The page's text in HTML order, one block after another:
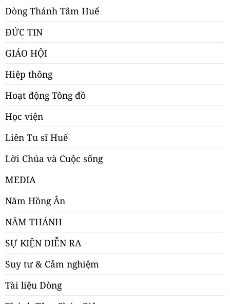
Dòng Thánh Tâm Huế
ĐỨC TIN
GIÁO HỘI
Hiệp thông
Hoạt động Tông đồ
Học viện
Liên Tu sĩ Huế
Lời Chúa và Cuộc sống
MEDIA
Năm Hồng Ân
NĂM THÁNH
SỰ KIỆN DIỄN RA
Suy tư & Cảm nghiệm
Tài liệu Dòng